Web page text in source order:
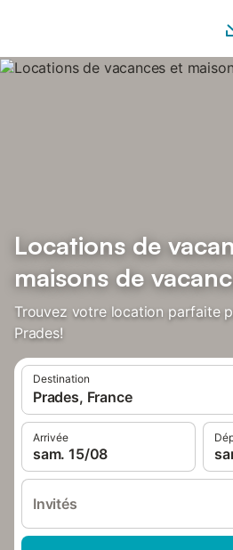
Locations de
maisons de
Trouvez votre location parfaite
Prades!
Destination
Prades, France
Arrivée
sam. 15/08
Invités